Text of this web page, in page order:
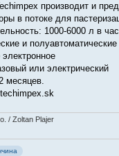
производит и
в потоке для
1000-6000 л в
и полуавтоматические
или электрический
месяцев.
/ Zoltan Plajer